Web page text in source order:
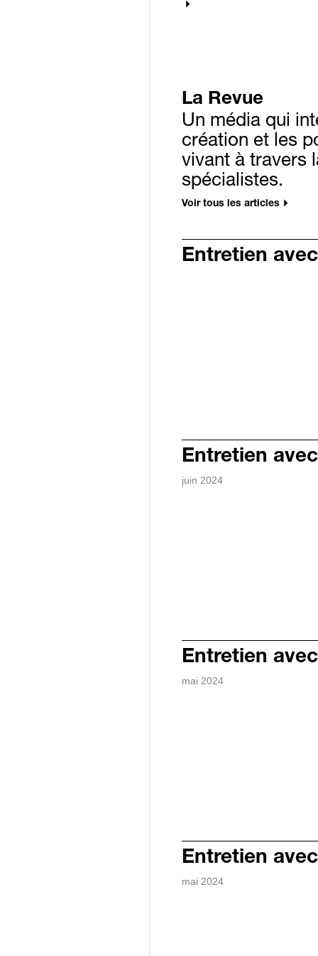
La Revue
Un média qui
création et les
vivant à travers
spécialistes.
Voir tous les articles
Entretien
Entretien
juin 2024
Entretien
mai 2024
Entretien
mai 2024